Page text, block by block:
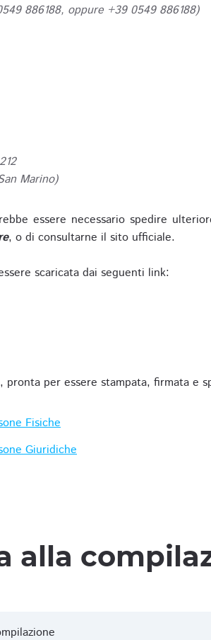
886188, oppure +39 0549 886188)
Marino)
essere necessario spedire
, o di consultarne il sito ufficiale.
scaricata dai seguenti link:
per essere stampata, firmata e
Fisiche
Giuridiche
alla